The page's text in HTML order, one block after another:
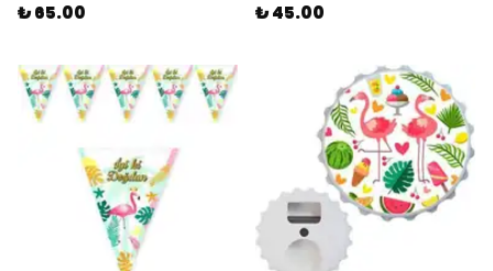
₺ 65.00 ₺ 45.00